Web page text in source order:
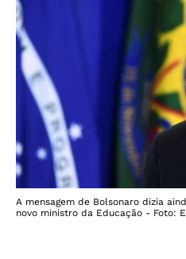
A mensagem de Bolsonaro dizia
novo ministro da Educação - Foto: